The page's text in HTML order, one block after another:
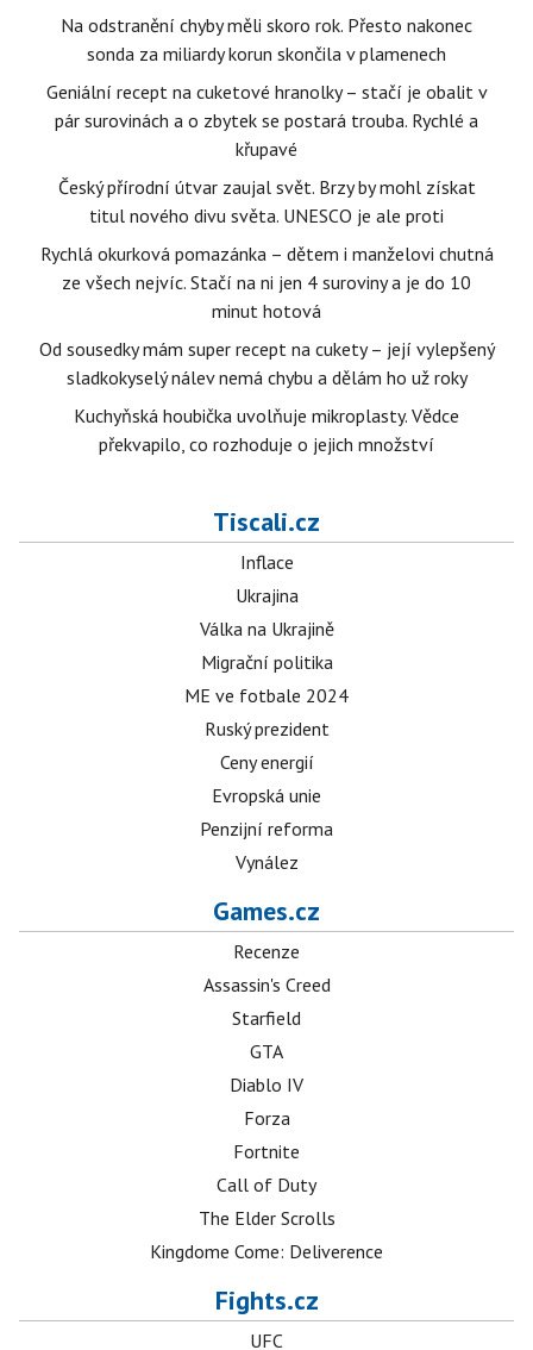
Na odstranění chyby měli skoro rok. Přesto nakonec
sonda za miliardy korun skončila v plamenech
Geniální recept na cuketové hranolky – stačí je obalit v
pár surovinách a o zbytek se postará trouba. Rychlé a
křupavé
Český přírodní útvar zaujal svět. Brzy by mohl získat
titul nového divu světa. UNESCO je ale proti
Rychlá okurková pomazánka – dětem i manželovi chutná
ze všech nejvíc. Stačí na ni jen 4 suroviny a je do 10
minut hotová
Od sousedky mám super recept na cukety – její vylepšený
sladkokyselý nálev nemá chybu a dělám ho už roky
Kuchyňská houbička uvolňuje mikroplasty. Vědce
překvapilo, co rozhoduje o jejich množství
Tiscali.cz
Inflace
Ukrajina
Válka na Ukrajině
Migrační politika
ME ve fotbale 2024
Ruský prezident
Ceny energií
Evropská unie
Penzijní reforma
Vynález
Games.cz
Recenze
Assassin's Creed
Starfield
GTA
Diablo IV
Forza
Fortnite
Call of Duty
The Elder Scrolls
Kingdome Come: Deliverence
Fights.cz
UFC